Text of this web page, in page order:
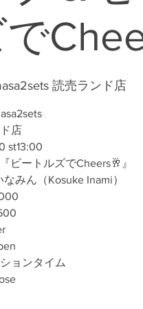
読売ランド店
店
st13:00
ビートルズでCheers🥂』
みん（Kosuke Inami）
ョンタイム